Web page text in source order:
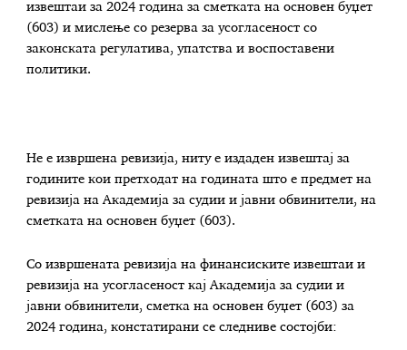
извештаи за 2024 година за сметката на основен буџет
(603) и мислење со резерва за усогласеност со
законската регулатива, упатства и воспоставени
политики.
Не е извршена ревизија, ниту е издаден извештај за
годините кои претходат на годината што е предмет на
ревизија на Академија за судии и јавни обвинители, на
сметката на основен буџет (603).
Со извршената ревизија на финансиските извештаи и
ревизија на усогласеност кај Академија за судии и
јавни обвинители, сметка на основен буџет (603) за
2024 година, констатирани се следниве состојби: